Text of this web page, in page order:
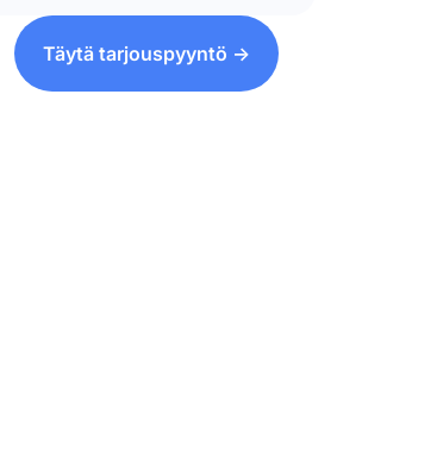
Täytä tarjouspyyntö ->